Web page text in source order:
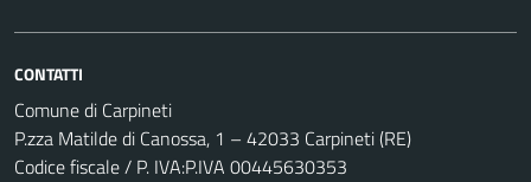
CONTATTI
Comune di Carpineti
P.zza Matilde di Canossa, 1 – 42033 Carpineti (RE)
Codice fiscale / P. IVA:P.IVA 00445630353